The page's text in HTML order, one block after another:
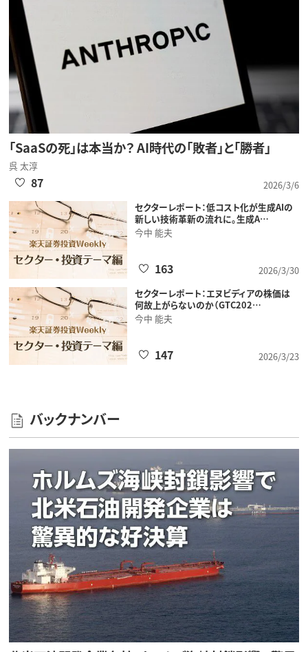
「SaaSの死」は本当か？ AI時代の「敗者」と「勝者」
呉 太淳
2026/3/6
87
セクターレポート：低コスト化が生成AIの
新しい技術革新の流れに。生成A…
今中 能夫
2026/3/30
163
セクターレポート：エヌビディアの株価は
何故上がらないのか（GTC202…
今中 能夫
2026/3/23
147
バックナンバー